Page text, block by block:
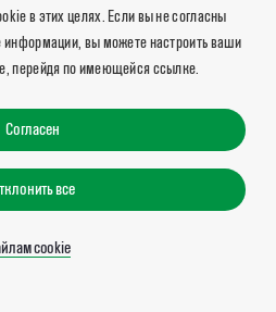
в этих целях. Если вы не согласны
информации, вы можете настроить ваши
перейдя по имеющейся ссылке.
Согласен
все
cookie